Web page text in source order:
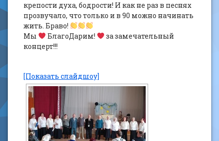
крепости духа, бодрости! И как не раз в песнях
прозвучало, что только и в 90 можно начинать
жить. Браво!
Мы
БлагоДарим!
за замечательный
концерт!!!
[Показать слайдшоу]